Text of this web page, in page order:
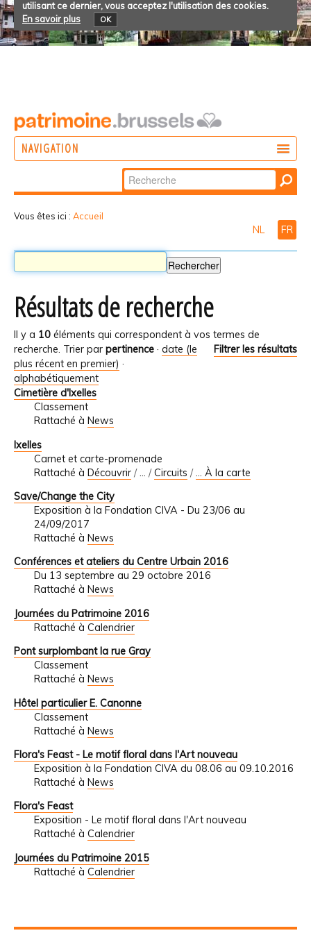
utilisant ce dernier, vous acceptez l'utilisation des cookies.
En savoir plus
OK
NAVIGATION
Chercher par
Recherche
Vous êtes ici : Accueil
NL FR
Résultats de recherche
Il y a 10 éléments qui correspondent à vos termes de
recherche.
Filtrer les résultats
Trier par pertinence · date (le
plus récent en premier) ·
alphabétiquement
Cimetière d'Ixelles
Classement
Rattaché à News
Ixelles
Carnet et carte-promenade
Rattaché à Découvrir /… /Circuits /... À la carte
Save/Change the City
Exposition à la Fondation CIVA - Du 23/06 au
24/09/2017
Rattaché à News
Conférences et ateliers du Centre Urbain 2016
Du 13 septembre au 29 octobre 2016
Rattaché à News
Journées du Patrimoine 2016
Rattaché à Calendrier
Pont surplombant la rue Gray
Classement
Rattaché à News
Hôtel particulier E. Canonne
Classement
Rattaché à News
Flora's Feast - Le motif floral dans l'Art nouveau
Exposition à la Fondation CIVA du 08.06 au 09.10.2016
Rattaché à News
Flora's Feast
Exposition - Le motif floral dans l'Art nouveau
Rattaché à Calendrier
Journées du Patrimoine 2015
Rattaché à Calendrier